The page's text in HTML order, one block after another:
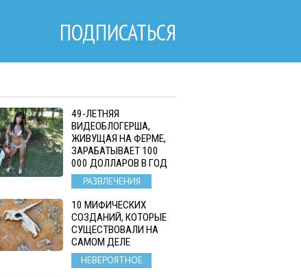
ПОДПИСАТЬСЯ
49-ЛЕТНЯЯ
ВИДЕОБЛОГЕРША,
ЖИВУЩАЯ НА ФЕРМЕ,
ЗАРАБАТЫВАЕТ 100
000 ДОЛЛАРОВ В ГОД
РАЗВЛЕЧЕНИЯ
10 МИФИЧЕСКИХ
СОЗДАНИЙ, КОТОРЫЕ
СУЩЕСТВОВАЛИ НА
САМОМ ДЕЛЕ
НЕВЕРОЯТНОЕ